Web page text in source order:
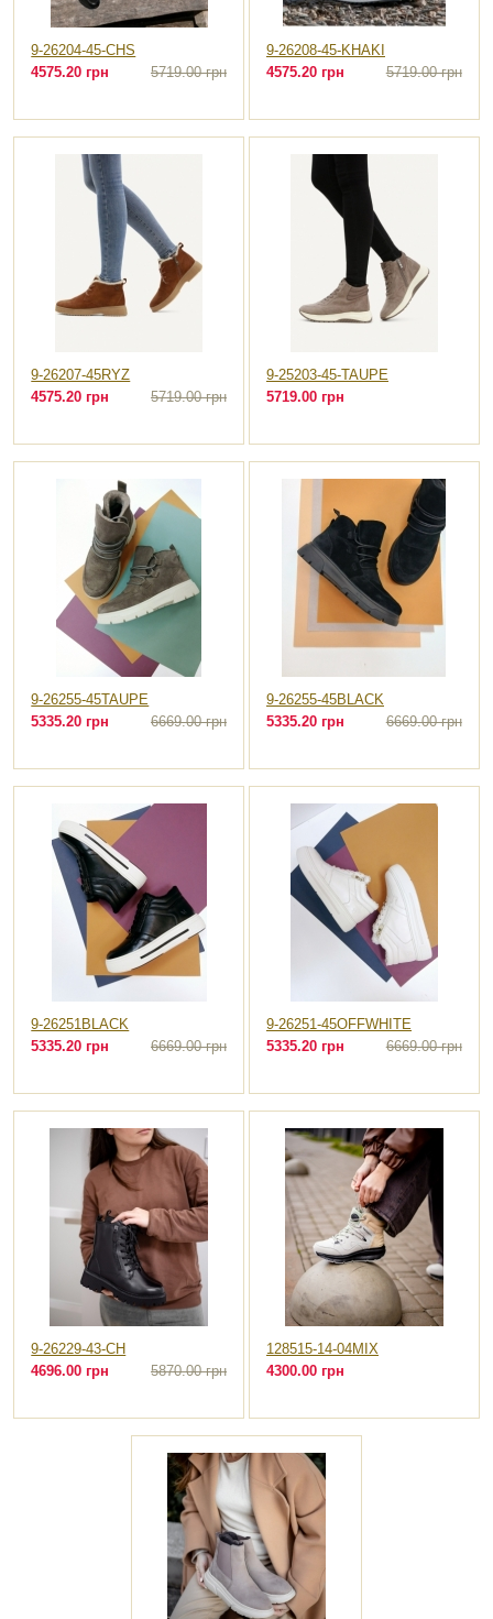
9-26204-45-CHS
4575.20 грн
5719.00 грн
9-26208-45-KHAKI
4575.20 грн
5719.00 грн
9-26207-45RYZ
4575.20 грн
5719.00 грн
9-25203-45-TAUPE
5719.00 грн
9-26255-45TAUPE
5335.20 грн
6669.00 грн
9-26255-45BLACK
5335.20 грн
6669.00 грн
9-26251BLACK
5335.20 грн
6669.00 грн
9-26251-45OFFWHITE
5335.20 грн
6669.00 грн
9-26229-43-CH
4696.00 грн
5870.00 грн
128515-14-04MIX
4300.00 грн